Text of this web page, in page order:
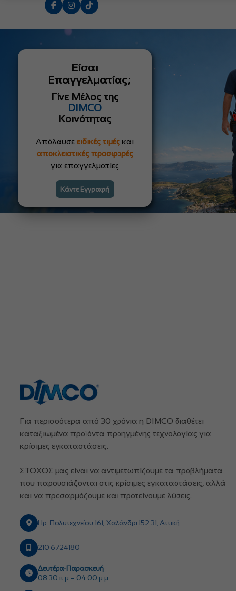
Είσαι
Επαγγελματίας;
Γίνε Μέλος της
DIMCO
Κοινότητας
Απόλαυσε ειδικές τιμές και
αποκλειστικές προσφορές
για επαγγελματίες
Κάντε Εγγραφή
Για περισσότερα από 30 χρόνια η DIMCO διαθέτει
καταξιωμένα προϊόντα προηγμένης τεχνολογίας για
κρίσιμες εγκαταστάσεις.
ΣΤΟΧΟΣ μας είναι να αντιμετωπίζουμε τα προβλήματα
που παρουσιάζονται στις κρίσιμες εγκαταστάσεις, αλλά
και να προσαρμόζουμε και προτείνουμε λύσεις.
Ηρ. Πολυτεχνείου 161, Χαλάνδρι 152 31, Αττική
210 6724180
Δευτέρα-Παρασκευή
08:30 π.μ – 04:00 μ.μ